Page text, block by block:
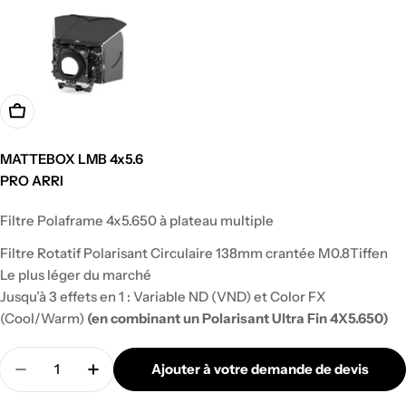
MATTEBOX LMB 4x5.6
PRO ARRI
Filtre Polaframe 4x5.650 à plateau multiple
Filtre Rotatif Polarisant Circulaire 138mm crantée M0.8Tiffen
Le plus léger du marché
Jusqu’à 3 effets en 1 : Variable ND (VND) et Color FX
(Cool/Warm) (en combinant un Polarisant Ultra Fin 4X5.650)
Quantité
Diminuer la quantité pour POLAFRAME MULTI
Augmenter la quantité pour
Ajouter à votre demande de devis